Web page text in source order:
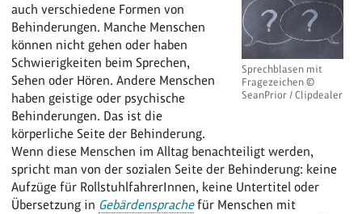
Sprechblasen mit
Fragezeichen ©
SeanPrior / Clipdealer
auch verschiedene Formen von
Behinderungen. Manche Menschen
können nicht gehen oder haben
Schwierigkeiten beim Sprechen,
Sehen oder Hören. Andere Menschen
haben geistige oder psychische
Behinderungen. Das ist die
körperliche Seite der Behinderung.
Wenn diese Menschen im Alltag benachteiligt werden,
spricht man von der sozialen Seite der Behinderung: keine
Aufzüge für RollstuhlfahrerInnen, keine Untertitel oder
Übersetzung in Gebärdensprachefür Menschen mit